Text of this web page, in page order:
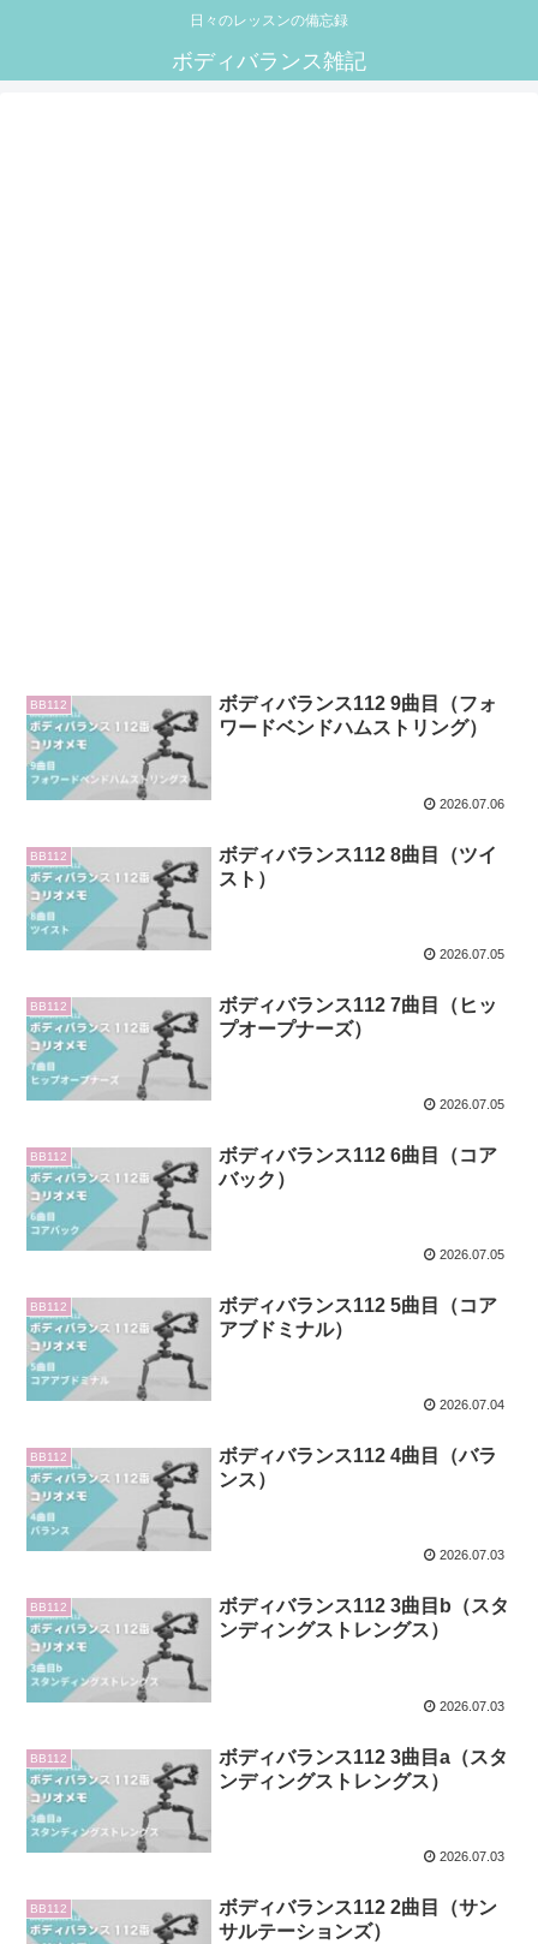
日々のレッスンの備忘録
ボディバランス雑記
BB112
ボディバランス112 9曲目（フォ
ワードベンドハムストリング）
2026.07.06
BB112
ボディバランス112 8曲目（ツイ
スト）
2026.07.05
BB112
ボディバランス112 7曲目（ヒッ
プオープナーズ）
2026.07.05
BB112
ボディバランス112 6曲目（コア
バック）
2026.07.05
BB112
ボディバランス112 5曲目（コア
アブドミナル）
2026.07.04
BB112
ボディバランス112 4曲目（バラ
ンス）
2026.07.03
BB112
ボディバランス112 3曲目b（スタ
ンディングストレングス）
2026.07.03
BB112
ボディバランス112 3曲目a（スタ
ンディングストレングス）
2026.07.03
BB112
ボディバランス112 2曲目（サン
サルテーションズ）